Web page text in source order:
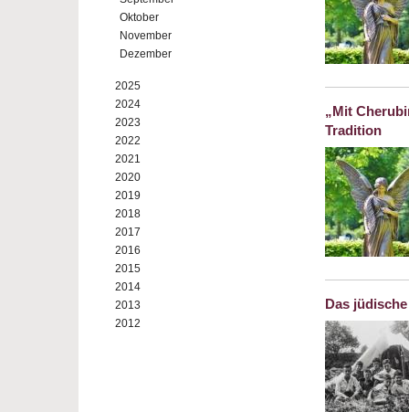
Oktober
November
Dezember
2025
2024
2023
2022
2021
2020
2019
2018
2017
2016
2015
2014
2013
2012
„Mit
Tradition
Das